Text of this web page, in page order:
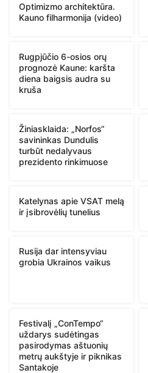
Optimizmo architektūra.
Kauno filharmonija (video)
Rugpjūčio 6-osios orų
prognozė Kaune: karšta
diena baigsis audra su
kruša
Žiniasklaida: „Norfos“
savininkas Dundulis
turbūt nedalyvaus
prezidento rinkimuose
Katelynas apie VSAT melą
ir įsibrovėlių tunelius
Rusija dar intensyviau
grobia Ukrainos vaikus
Festivalį „ConTempo“
uždarys sudėtingas
pasirodymas aštuonių
metrų aukštyje ir piknikas
Santakoje